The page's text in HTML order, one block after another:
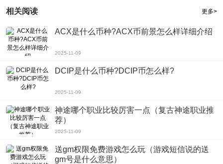
软件亮点
策;
2、投诉、处理、查询、认证等服务都在这里提供，您也可以在线咨询客服。
如果你在处理政府事务时什么都不懂，你可以在辽事通app提问，我们会高效地
为你提供详细的解决方案和步骤!
相关阅读 更多>
ACX是什么币种?ACX币前景怎么样详细介绍
2025-11-09
DCIP是什么币种?DCIP币怎么样?
2025-11-09
神途哪个职业比较厉害一点（复古神途职业推
荐）
2025-11-09
送gm权限免费游戏怎么玩（游戏短信说的送
gm号是什么意思）